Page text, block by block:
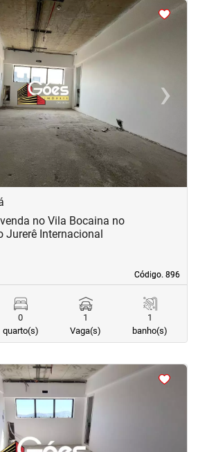
›
Next
Código. 896
Código. 896
no Vila Bocaina no
Jurerê Internacional
0
quarto(s)
1
Vaga(s)
1
banho(s)